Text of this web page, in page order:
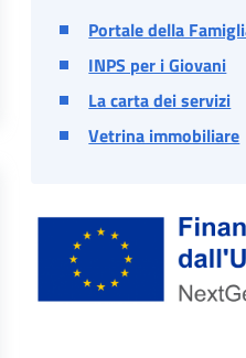
Portale della
INPS per i Giovani
La carta dei servizi
Vetrina immobiliare